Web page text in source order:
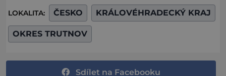
LOKALITA: ČESKO KRÁLOVÉHRADECKÝ KRAJ
OKRES TRUTNOV
Sdílet na Facebooku